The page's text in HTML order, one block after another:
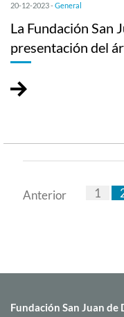
20-12-2023 -General
La Fundación San
presentación del
Anterior 1
Fundación San Juan de